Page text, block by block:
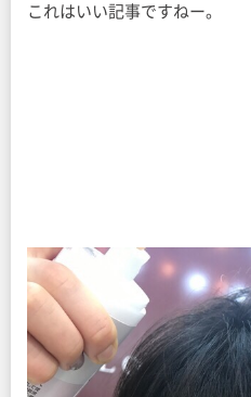
これはいい記事ですねー。